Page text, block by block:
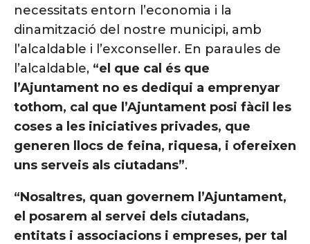
necessitats entorn l’economia i la
dinamització del nostre municipi, amb
l’alcaldable i l’exconseller. En paraules de
l’alcaldable, “el que cal és que
l’Ajuntament no es dediqui a emprenyar
tothom, cal que l’Ajuntament posi fàcil les
coses a les iniciatives privades, que
generen llocs de feina, riquesa, i ofereixen
uns serveis als ciutadans”.
“Nosaltres, quan governem l’Ajuntament,
el posarem al servei dels ciutadans,
entitats i associacions i empreses, per tal